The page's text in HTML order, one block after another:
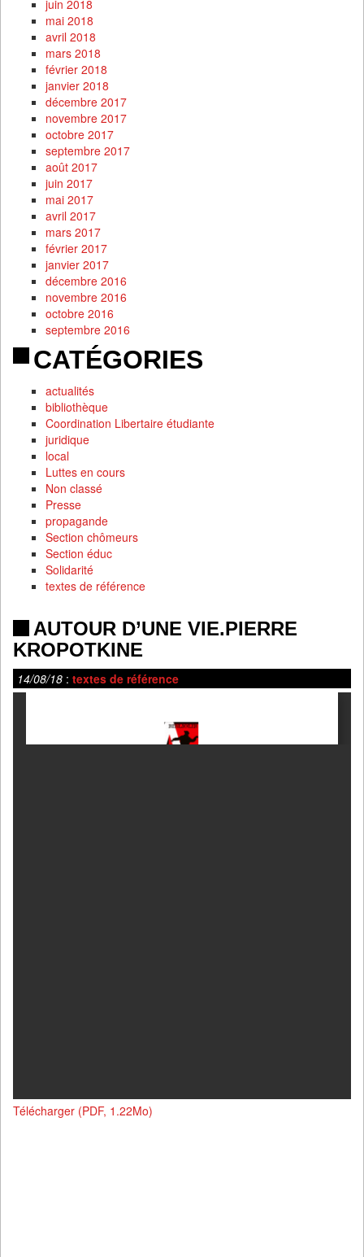
juin 2018
mai 2018
avril 2018
mars 2018
février 2018
janvier 2018
décembre 2017
novembre 2017
octobre 2017
septembre 2017
août 2017
juin 2017
mai 2017
avril 2017
mars 2017
février 2017
janvier 2017
décembre 2016
novembre 2016
octobre 2016
septembre 2016
CATÉGORIES
actualités
bibliothèque
Coordination Libertaire étudiante
juridique
local
Luttes en cours
Non classé
Presse
propagande
Section chômeurs
Section éduc
Solidarité
textes de référence
AUTOUR D’UNE VIE.PIERRE
KROPOTKINE
14/08/18 : textes de référence
Télécharger (PDF, 1.22Mo)